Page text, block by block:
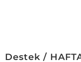
Destek /